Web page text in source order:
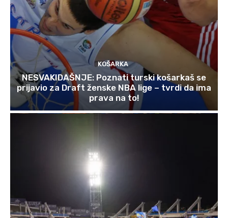
KOŠARKA
NESVAKIDAŠNJE: Poznati turski košarkaš se
prijavio za Draft ženske NBA lige – tvrdi da ima
prava na to!